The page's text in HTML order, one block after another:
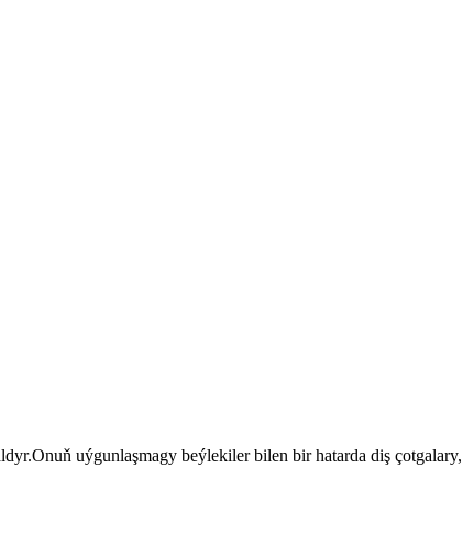
uýgunlaşmagy beýlekiler bilen bir hatarda diş çotgalary,